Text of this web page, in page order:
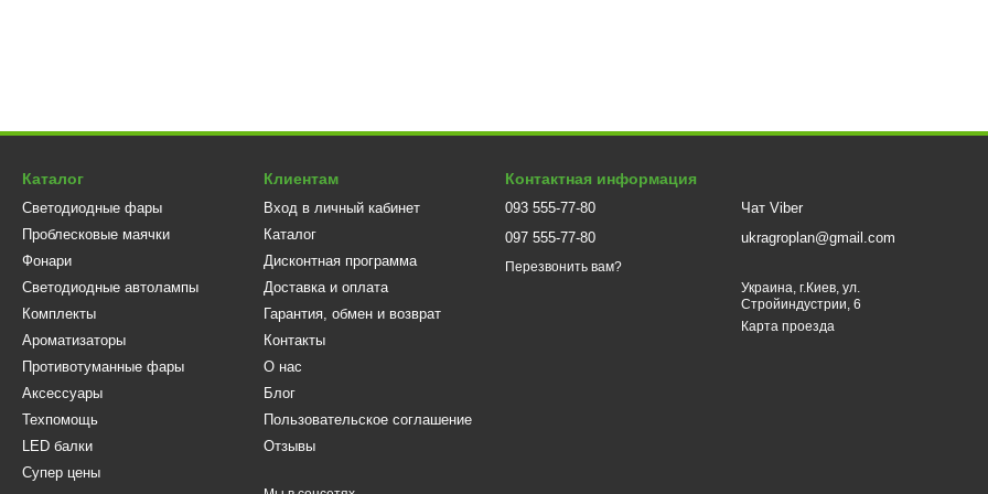
в любых условиях
мерцание. LED-технология обеспечивает яркий свет при минимальном энергопотреблении. Срок службы диодов превышает
решение для длительной эксплуатации без обслуживания.
LED фары толщиной 50 мм уже сегодня — получите мощное освещение в компактном корпусе
Каталог
Светодиодные фары
Проблесковые маячки
Фонари
Светодиодные автолампы
Комплекты
Ароматизаторы
Противотуманные фары
Аксессуары
Техпомощь
LED балки
Супер цены
Клиентам
Вход в личный кабинет
Каталог
Дисконтная программа
Доставка и оплата
Гарантия, обмен и возврат
Контакты
О нас
Блог
Пользовательское соглашение
Отзывы
Контактная информация
093 555-77-80
097 555-77-80
Перезвонить вам?
Чат Viber
ukragroplan@gmail.com
Украина, г.Киев, ул.
Стройиндустрии, 6
Карта проезда